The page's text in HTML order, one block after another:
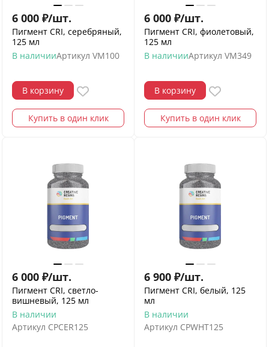
6 000 ₽/шт.
Пигмент CRI, серебряный,
125 мл
В наличииАртикул VM100
В корзину
Купить в один клик
6 000 ₽/шт.
Пигмент CRI, фиолетовый,
125 мл
В наличииАртикул VM349
В корзину
Купить в один клик
6 000 ₽/шт.
Пигмент CRI, светло-
вишневый, 125 мл
В наличии
Артикул CPCER125
6 900 ₽/шт.
Пигмент CRI, белый, 125
мл
В наличии
Артикул CPWHT125